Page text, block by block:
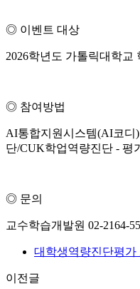
◎ 이벤트 대상
2026학년도 가톨릭대학교
◎ 참여방법
AI통합지원시스템(AI코디
단/CUK학업역량진단 - 평
◎ 문의
교수학습개발원 02-2164-
대학생역량진단평가
이전글